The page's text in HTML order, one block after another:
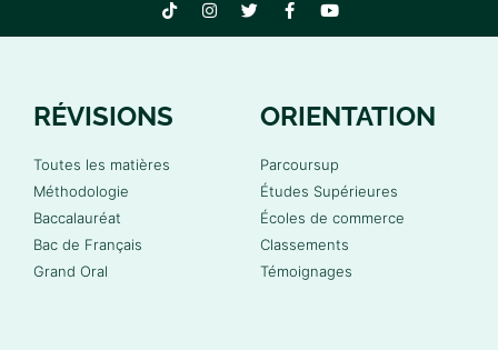
RÉVISIONS
Toutes les matières
Méthodologie
Baccalauréat
Bac de Français
Grand Oral
ORIENTATION
Parcoursup
Études Supérieures
Écoles de commerce
Classements
Témoignages